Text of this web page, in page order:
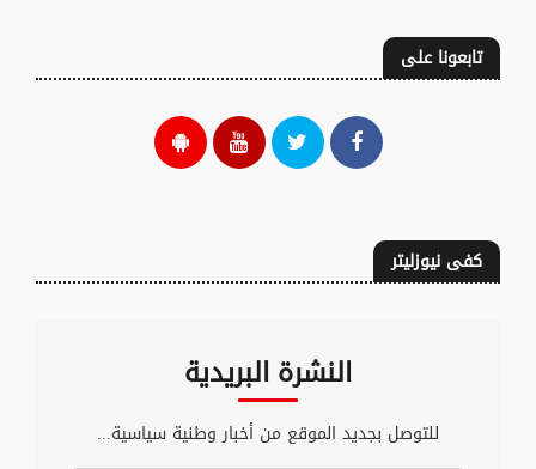
تابعونا على
كفى نيوزليتر
النشرة البريدية
للتوصل بجديد الموقع من أخبار وطنية سياسية...